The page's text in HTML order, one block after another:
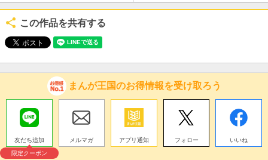
この作品を共有する
まんが王国のお得情報を受け取ろう
友だち追加
限定クーポン
メルマガ アプリ通知 フォロー いいね